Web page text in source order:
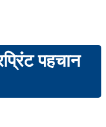
पहचान